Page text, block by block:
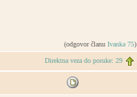
(odgovor članu Ivanka 75)
Direktna veza do poruke: 29